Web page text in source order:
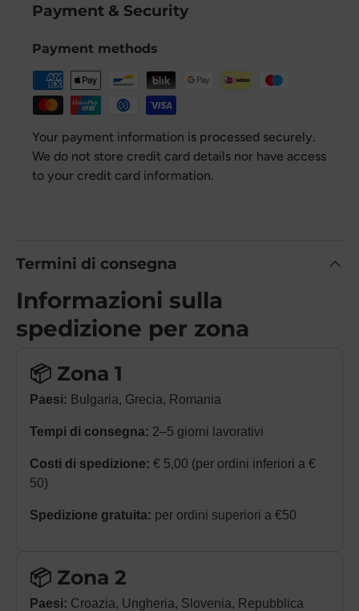
Payment & Security
Payment methods
Your payment information is processed securely.
We do not store credit card details nor have access
to your credit card information.
Termini di consegna
Informazioni sulla
spedizione per zona
📦 Zona 1
Paesi: Bulgaria, Grecia, Romania
Tempi di consegna: 2–5 giorni lavorativi
Costi di spedizione: € 5,00 (per ordini inferiori a €
50)
Spedizione gratuita: per ordini superiori a €50
📦 Zona 2
Paesi: Croazia, Ungheria, Slovenia, Repubblica